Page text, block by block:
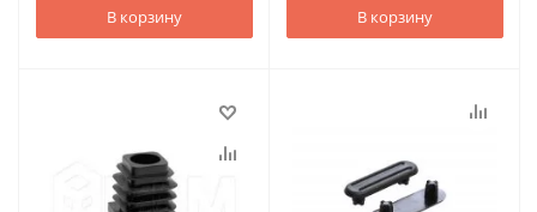
В корзину В корзину